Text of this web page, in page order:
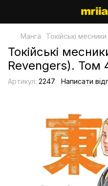
Манга Токійські
Токійські
Revengers). Том
Артикул: 2247 Написати